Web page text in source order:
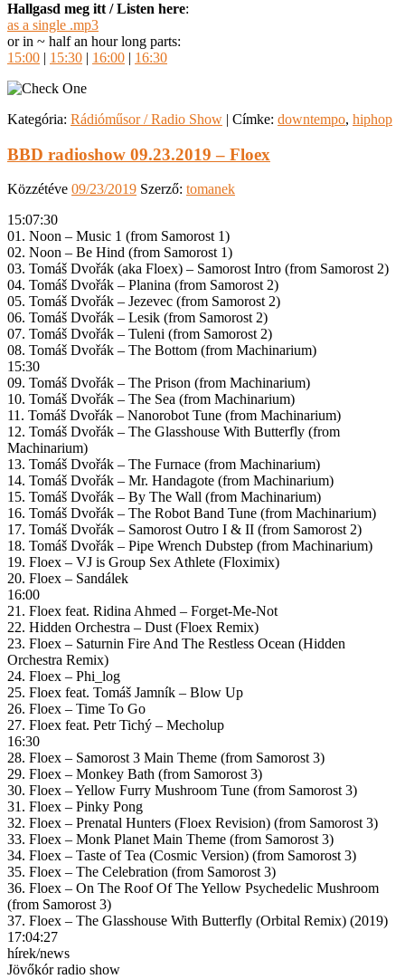
Hallgasd meg itt / Listen here:
as a single .mp3
or in ~ half an hour long parts:
15:00 | 15:30 | 16:00 | 16:30
Kategória: Rádióműsor / Radio Show | Címke: downtempo, hiphop
BBD radioshow 09.23.2019 – Floex
Közzétéve 09/23/2019 Szerző: tomanek
15:07:30
01. Noon – Music 1 (from Samorost 1)
02. Noon – Be Hind (from Samorost 1)
03. Tomáš Dvořák (aka Floex) – Samorost Intro (from Samorost 2)
04. Tomáš Dvořák – Planina (from Samorost 2)
05. Tomáš Dvořák – Jezevec (from Samorost 2)
06. Tomáš Dvořák – Lesik (from Samorost 2)
07. Tomáš Dvořák – Tuleni (from Samorost 2)
08. Tomáš Dvořák – The Bottom (from Machinarium)
15:30
09. Tomáš Dvořák – The Prison (from Machinarium)
10. Tomáš Dvořák – The Sea (from Machinarium)
11. Tomáš Dvořák – Nanorobot Tune (from Machinarium)
12. Tomáš Dvořák – The Glasshouse With Butterfly (from
Machinarium)
13. Tomáš Dvořák – The Furnace (from Machinarium)
14. Tomáš Dvořák – Mr. Handagote (from Machinarium)
15. Tomáš Dvořák – By The Wall (from Machinarium)
16. Tomáš Dvořák – The Robot Band Tune (from Machinarium)
17. Tomáš Dvořák – Samorost Outro I & II (from Samorost 2)
18. Tomáš Dvořák – Pipe Wrench Dubstep (from Machinarium)
19. Floex – VJ is Group Sex Athlete (Floximix)
20. Floex – Sandálek
16:00
21. Floex feat. Ridina Ahmed – Forget-Me-Not
22. Hidden Orchestra – Dust (Floex Remix)
23. Floex – Saturnin Fire And The Restless Ocean (Hidden
Orchestra Remix)
24. Floex – Phi_log
25. Floex feat. Tomáš Jamník – Blow Up
26. Floex – Time To Go
27. Floex feat. Petr Tichý – Mecholup
16:30
28. Floex – Samorost 3 Main Theme (from Samorost 3)
29. Floex – Monkey Bath (from Samorost 3)
30. Floex – Yellow Furry Mushroom Tune (from Samorost 3)
31. Floex – Pinky Pong
32. Floex – Prenatal Hunters (Floex Revision) (from Samorost 3)
33. Floex – Monk Planet Main Theme (from Samorost 3)
34. Floex – Taste of Tea (Cosmic Version) (from Samorost 3)
35. Floex – The Celebration (from Samorost 3)
36. Floex – On The Roof Of The Yellow Psychedelic Mushroom
(from Samorost 3)
37. Floex – The Glasshouse With Butterfly (Orbital Remix) (2019)
17:04:27
hírek/news
Jövőkór radio show